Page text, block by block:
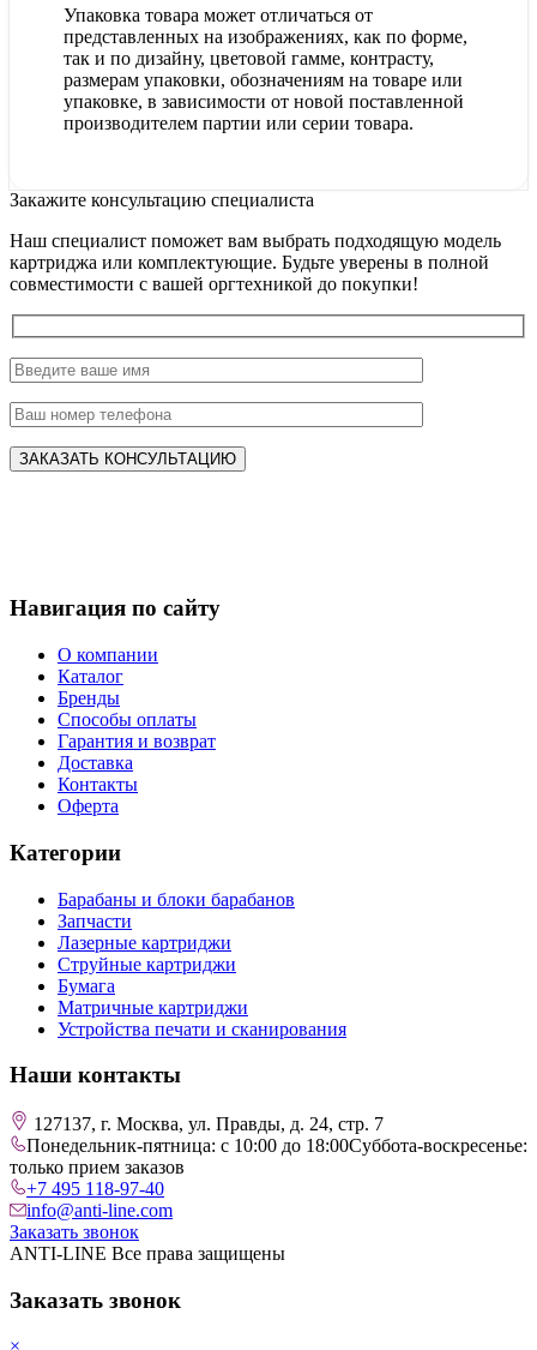
Упаковка товара может отличаться от
представленных на изображениях, как по форме,
так и по дизайну, цветовой гамме, контрасту,
размерам упаковки, обозначениям на товаре или
упаковке, в зависимости от новой поставленной
производителем партии или серии товара.
Закажите консультацию специалиста
Наш специалист поможет вам выбрать подходящую модель
картриджа или комплектующие. Будьте уверены в полной
совместимости с вашей оргтехникой до покупки!
Навигация по сайту
О компании
Каталог
Бренды
Способы оплаты
Гарантия и возврат
Доставка
Контакты
Оферта
Категории
Барабаны и блоки барабанов
Запчасти
Лазерные картриджи
Струйные картриджи
Бумага
Матричные картриджи
Устройства печати и сканирования
Наши контакты
127137, г. Москва, ул. Правды, д. 24, стр. 7
Понедельник-пятница: с 10:00 до 18:00Суббота-воскресенье:
только прием заказов
+7 495 118-97-40
info@anti-line.com
Заказать звонок
ANTI-LINE Все права защищены
Заказать звонок